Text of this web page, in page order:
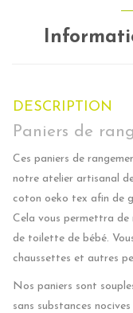
DESCRIPTION
Paniers de
Ces paniers de
notre atelier artisanal
coton oeko tex afin de
Cela vous permettra de
de toilette de bébé.
chaussettes et autres
Nos paniers sont
sans substances